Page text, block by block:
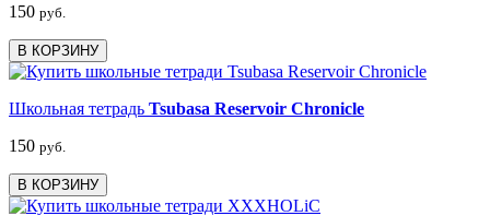
150 руб.
В КОРЗИНУ
Школьная тетрадь Tsubasa Reservoir Chronicle
150 руб.
В КОРЗИНУ